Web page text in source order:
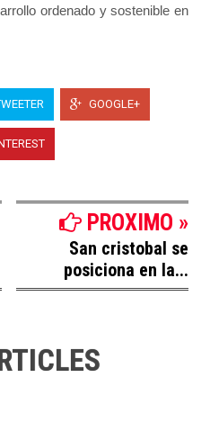
ordenado y sostenible en
GOOGLE+
PROXIMO »
San cristobal se
posiciona en la...